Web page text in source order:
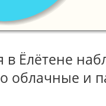
в Ёлётене
облачные и